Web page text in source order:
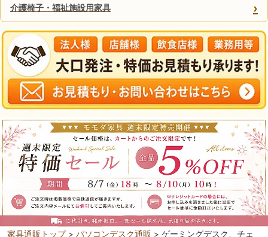
介護椅子・福祉施設用家具 ›
家具通販トップ> パソコンデスク通販 > ゲーミングデスク、チェ